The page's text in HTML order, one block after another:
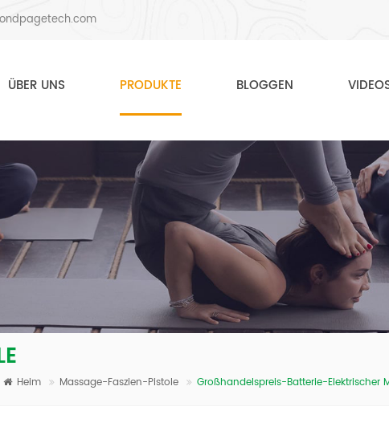
ÜBER UNS PRODUKTE BLOGGEN
Heim Massage-Faszien-Pistole Großhandelspreis-Batterie-Elektrischer